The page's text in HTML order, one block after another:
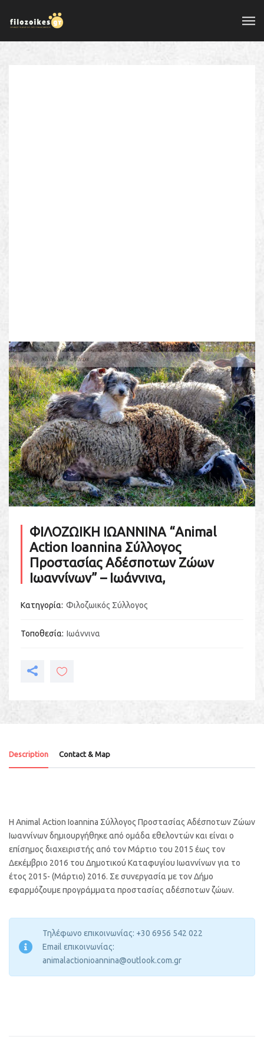
ΦΙΛΟΖΩΙΚΗ ΙΩΑΝΝΙΝΑ “Animal
Action Ioannina Σύλλογος
Προστασίας Αδέσποτων Ζώων
Ιωαννίνων” – Ιωάννινα,
Κατηγορία Φιλοζωικός Σύλλογος
Τοποθεσία Ιωάννινα
Description Contact & Map
Η Animal Action Ioannina Σύλλογος Προστασίας Αδέσποτων Ζώων
Ιωαννίνων δημιουργήθηκε από ομάδα εθελοντών και είναι ο
επίσημος διαχειριστής από τον Μάρτιο του 2015 έως τον
Δεκέμβριο 2016 του Δημοτικού Καταφυγίου Ιωαννίνων για το
έτος 2015- (Μάρτιο) 2016. Σε συνεργασία με τον Δήμο
εφαρμόζουμε προγράμματα προστασίας αδέσποτων ζώων.
Τηλέφωνο επικοινωνίας: +30 6956 542 022
Email επικοινωνίας:
animalactionioannina@outlook.com.gr